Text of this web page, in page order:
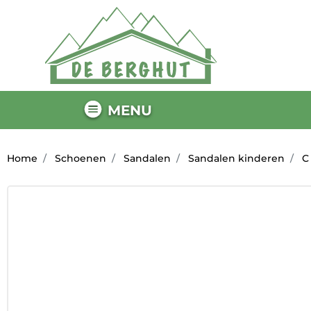
MENU
Home Schoenen Sandalen Sandalen kinderen